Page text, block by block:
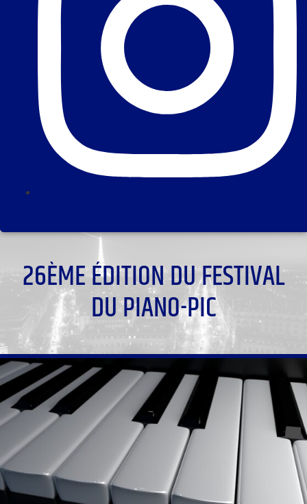
26ÈME ÉDITION DU FESTIVAL
DU PIANO-PIC